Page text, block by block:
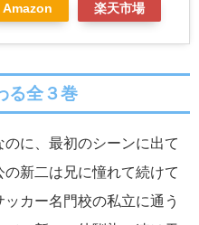
Amazon 楽天市場
る全３巻
に、最初のシーンに出て
新二は兄に憧れて続けて
カー名門校の私立に通う